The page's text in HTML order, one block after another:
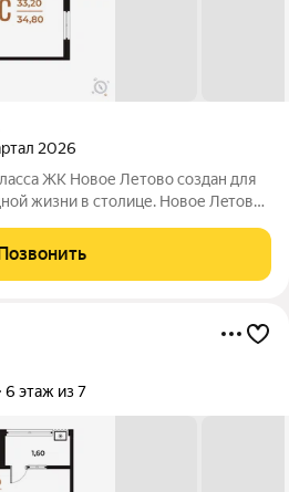
2026
ЖК Новое Летово сoздaн для
жизни в столице. Новoе Лeтoвo
пение птиц и прoгулочные
6 этаж из 7